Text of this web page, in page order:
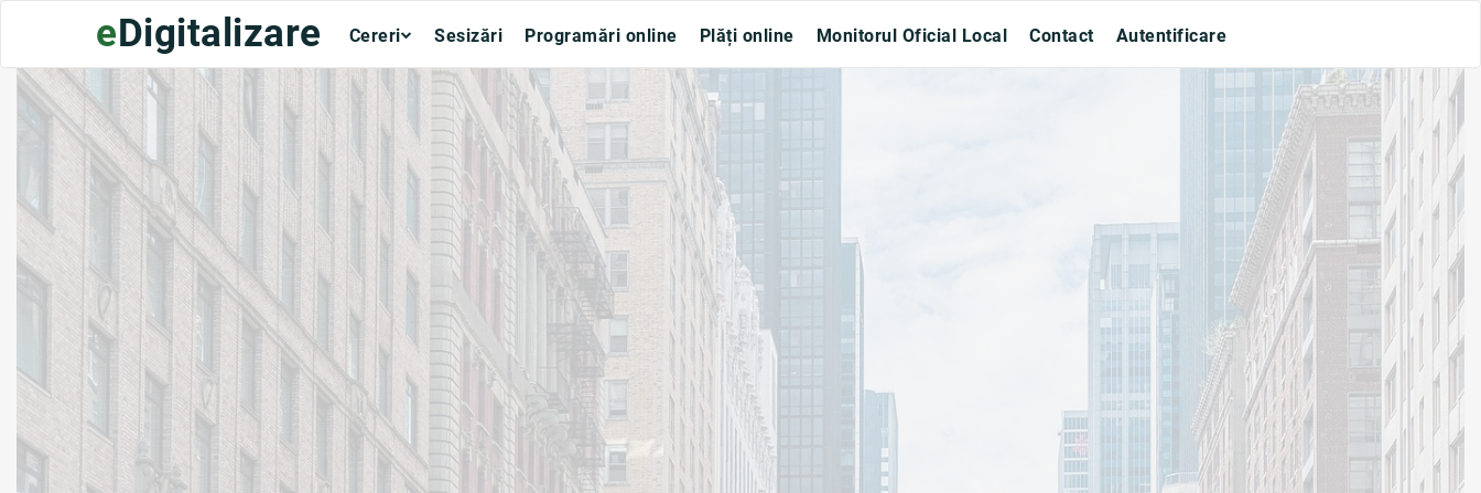
eDigitalizare Cereri Sesizări Programări online Plăți online Monitorul Oficial Local Contact Autentificare